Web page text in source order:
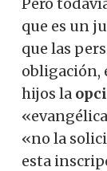
que es un
que las
obligación,
hijos la
«no la
esta